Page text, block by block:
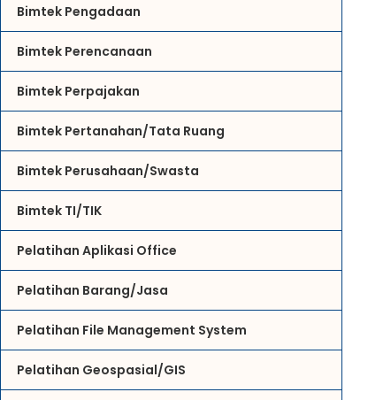
Bimtek Pengadaan
Bimtek Perencanaan
Bimtek Perpajakan
Bimtek Pertanahan/Tata Ruang
Bimtek Perusahaan/Swasta
Bimtek TI/TIK
Pelatihan Aplikasi Office
Pelatihan Barang/Jasa
Pelatihan File Management System
Pelatihan Geospasial/GIS